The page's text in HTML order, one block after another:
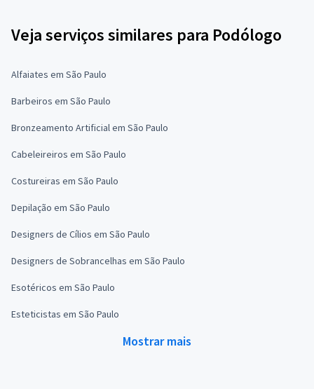
Veja serviços similares para Podólogo
Alfaiates em São Paulo
Barbeiros em São Paulo
Bronzeamento Artificial em São Paulo
Cabeleireiros em São Paulo
Costureiras em São Paulo
Depilação em São Paulo
Designers de Cílios em São Paulo
Designers de Sobrancelhas em São Paulo
Esotéricos em São Paulo
Esteticistas em São Paulo
Mostrar mais